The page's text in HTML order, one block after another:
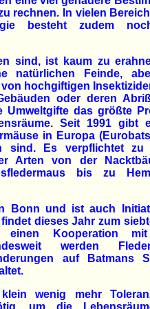
rechnen. In vielen
besteht zudem
sind, ist kaum zu
natürlichen Feinde,
hochgiftigen
oder deren
das größte
Seit 1991 gibt
in Europa
sind. Es verpflichtet zu
Arten von der
bis zu
Bonn und ist auch
dieses Jahr zum
Kooperation
werden
auf Batmans
wenig mehr